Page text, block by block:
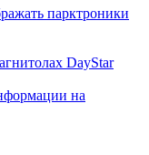
парктроники
DayStar
на